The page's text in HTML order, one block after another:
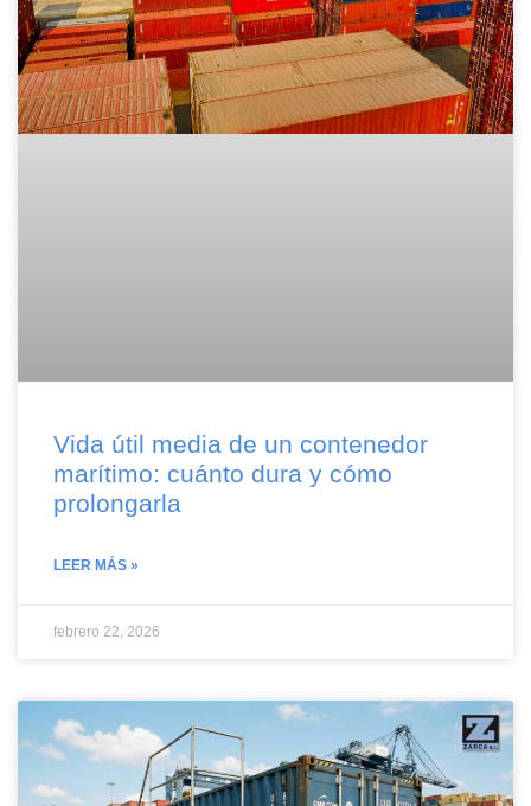
Vida útil media de un contenedor
marítimo: cuánto dura y cómo
prolongarla
LEER MÁS »
febrero 22, 2026